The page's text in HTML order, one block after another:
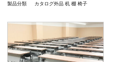
製品分類
カタログ外品 机 棚 椅子